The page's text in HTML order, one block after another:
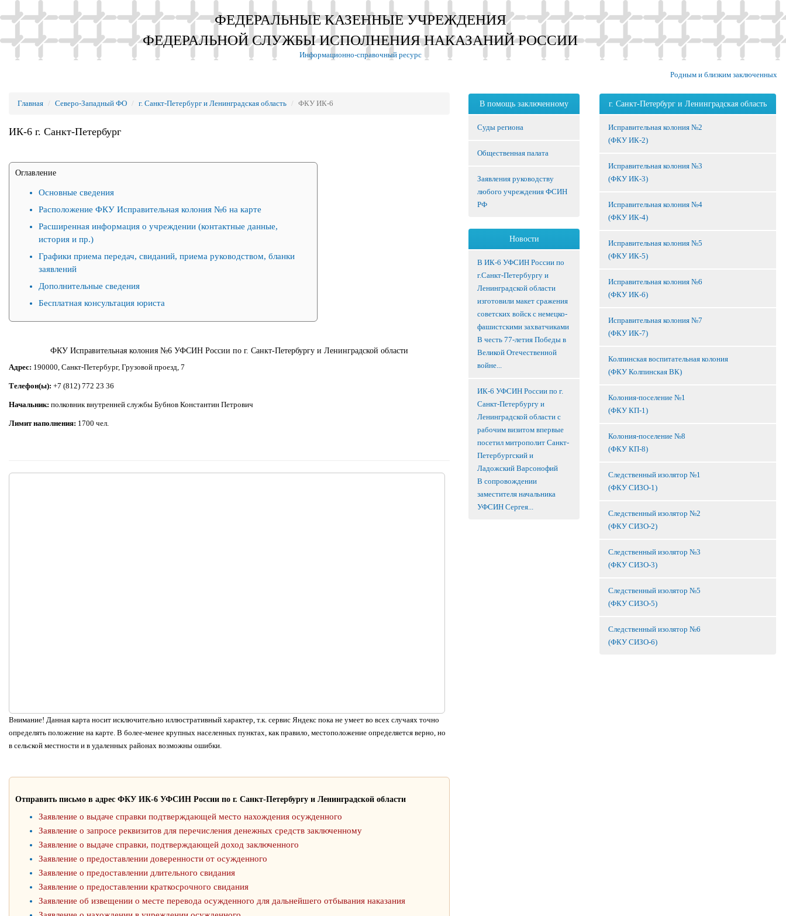
ФЕДЕРАЛЬНЫЕ КАЗЕННЫЕ УЧРЕЖДЕНИЯ
ФЕДЕРАЛЬНОЙ СЛУЖБЫ ИСПОЛНЕНИЯ НАКАЗАНИЙ РОССИИ
Информационно-справочный ресурс
Родным и близким заключенных
Главная Северо-Западный ФО г. Санкт-Петербург и Ленинградская область ФКУ ИК-6
ИК-6 г. Санкт-Петербург
Оглавление
Основные сведения
Расположение ФКУ Исправительная колония №6 на карте
Расширенная информация о учреждении (контактные данные,
история и пр.)
Графики приема передач, свиданий, приема руководством, бланки
заявлений
Дополнительные сведения
Бесплатная консультация юриста
ФКУ Исправительная колония №6 УФСИН России по г. Санкт-Петербургу и Ленинградской области
Адрес: 190000, Санкт-Петербург, Грузовой проезд, 7
Телефон(ы): +7 (812) 772 23 36
Начальник: полковник внутренней службы Бубнов Константин Петрович
Лимит наполнения: 1700 чел.
Внимание! Данная карта носит исключительно иллюстративный характер, т.к. сервис Яндекс пока не умеет во всех случаях точно
определять положение на карте. В более-менее крупных населенных пунктах, как правило, местоположение определяется верно, но
в сельской местности и в удаленных районах возможны ошибки.
Отправить письмо в адрес ФКУ ИК-6 УФСИН России по г. Санкт-Петербургу и Ленинградской области
Заявление о выдаче справки подтверждающей место нахождения осужденного
Заявление о запросе реквизитов для перечисления денежных средств заключенному
Заявление о выдаче справки, подтверждающей доход заключенного
Заявление о предоставлении доверенности от осужденного
Заявление о предоставлении длительного свидания
Заявление о предоставлении краткосрочного свидания
Заявление об извещении о месте перевода осужденного для дальнейшего отбывания наказания
В помощь заключенному
Суды региона
Общественная палата
Заявления руководству
любого учреждения ФСИН
РФ
Новости
В ИК-6 УФСИН России по
г.Санкт-Петербургу и
Ленинградской области
изготовили макет сражения
советских войск с немецко-
фашистскими захватчиками
В честь 77-летия Победы в
Великой Отечественной
войне...
ИК-6 УФСИН России по г.
Санкт-Петербургу и
Ленинградской области с
рабочим визитом впервые
посетил митрополит Санкт-
Петербургский и
Ладожский Варсонофий
В сопровождении
заместителя начальника
УФСИН Сергея...
г. Санкт-Петербург и Ленинградская область
Исправительная колония №2
(ФКУ ИК-2)
Исправительная колония №3
(ФКУ ИК-3)
Исправительная колония №4
(ФКУ ИК-4)
Исправительная колония №5
(ФКУ ИК-5)
Исправительная колония №6
(ФКУ ИК-6)
Исправительная колония №7
(ФКУ ИК-7)
Колпинская воспитательная колония
(ФКУ Колпинская ВК)
Колония-поселение №1
(ФКУ КП-1)
Колония-поселение №8
(ФКУ КП-8)
Следственный изолятор №1
(ФКУ СИЗО-1)
Следственный изолятор №2
(ФКУ СИЗО-2)
Следственный изолятор №3
(ФКУ СИЗО-3)
Следственный изолятор №5
(ФКУ СИЗО-5)
Следственный изолятор №6
(ФКУ СИЗО-6)